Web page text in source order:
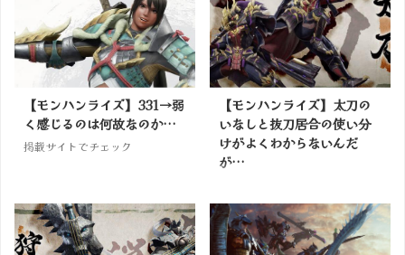
【モンハンライズ】331→弱
く感じるのは何故なのか…
掲載サイトでチェック
【モンハンライズ】太刀の
いなしと抜刀居合の使い分
けがよくわからないんだ
が…